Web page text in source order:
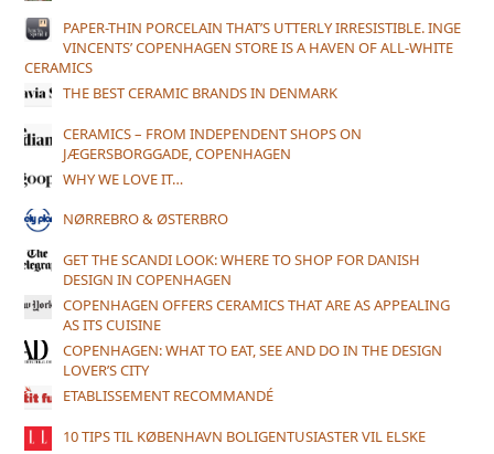
PAPER-THIN PORCELAIN THAT’S UTTERLY IRRESISTIBLE. INGE
VINCENTS’ COPENHAGEN STORE IS A HAVEN OF ALL-WHITE
CERAMICS
THE BEST CERAMIC BRANDS IN DENMARK
CERAMICS – FROM INDEPENDENT SHOPS ON
JÆGERSBORGGADE, COPENHAGEN
WHY WE LOVE IT…
NØRREBRO & ØSTERBRO
GET THE SCANDI LOOK: WHERE TO SHOP FOR DANISH
DESIGN IN COPENHAGEN
COPENHAGEN OFFERS CERAMICS THAT ARE AS APPEALING
AS ITS CUISINE
COPENHAGEN: WHAT TO EAT, SEE AND DO IN THE DESIGN
LOVER’S CITY
ETABLISSEMENT RECOMMANDÉ
10 TIPS TIL KØBENHAVN BOLIGENTUSIASTER VIL ELSKE